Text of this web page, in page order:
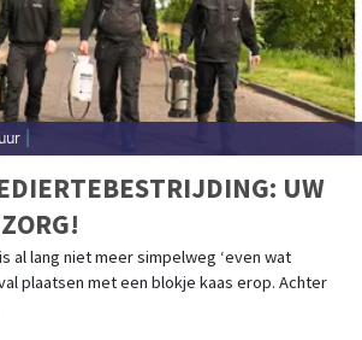
UW
al lang niet meer simpelweg ‘even wat
plaatsen met een blokje kaas erop. Achter